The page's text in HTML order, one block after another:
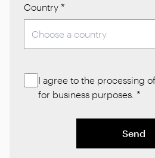
Country *
I agree to the processing
for business purposes. *
Send